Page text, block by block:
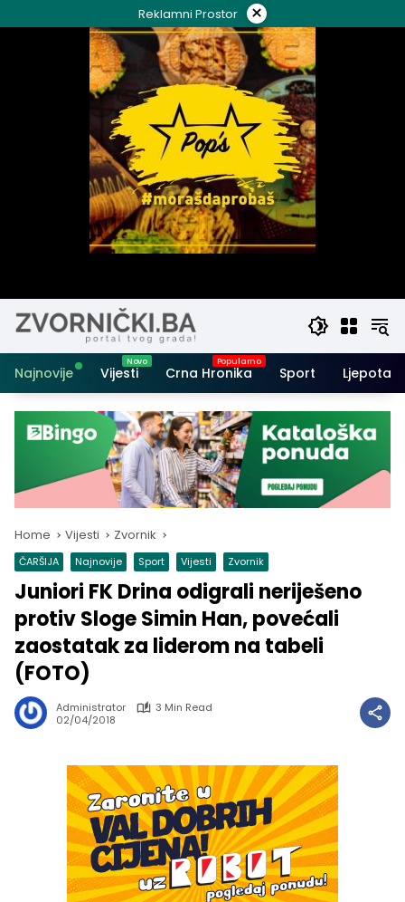
to
Reklamni Prostor ×
Najnovije Vijesti Crna Hronika Sport Ljepota i
Home Vijesti Zvornik
ČARŠIJA Najnovije Sport Vijesti Zvornik
Juniori FK Drina odigrali neriješeno
protiv Sloge Simin Han, povećali
zaostatak za liderom na tabeli
(FOTO)
Administrator
3 Min Read
02/04/2018